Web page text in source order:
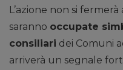
L’azione non si
saranno occupate
consiliari dei Comuni
arriverà un segnale